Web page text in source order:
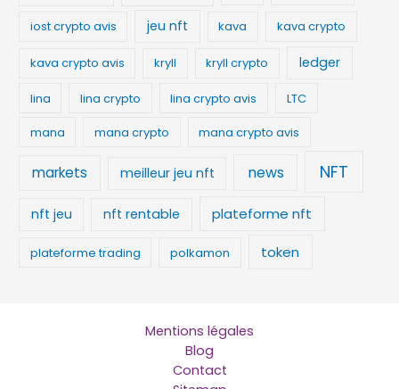
iost crypto avis jeu nft kava kava crypto
kava crypto avis kryll kryll crypto ledger
lina lina crypto lina crypto avis
LTC
mana
mana crypto mana crypto avis
markets meilleur jeu nft news NFT
nft jeu nft rentable plateforme nft
plateforme trading polkamon token
Mentions légales
Blog
Contact